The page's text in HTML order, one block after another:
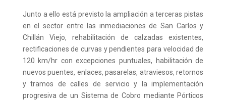
Junto a ello está previsto la ampliación a terceras pistas
en el sector entre las inmediaciones de San Carlos y
Chillán Viejo, rehabilitación de calzadas existentes,
rectificaciones de curvas y pendientes para velocidad de
120 km/hr con excepciones puntuales, habilitación de
nuevos puentes, enlaces, pasarelas, atraviesos, retornos
y tramos de calles de servicio y la implementación
progresiva de un Sistema de Cobro mediante Pórticos